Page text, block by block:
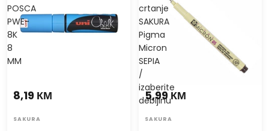
POSCA
PWE-
8K
8
MM
8,19 КМ
SAKURA
crtanje
SAKURA
Pigma
Micron
SEPIA
/
izaberite
debljinu
5,99 КМ
SAKURA